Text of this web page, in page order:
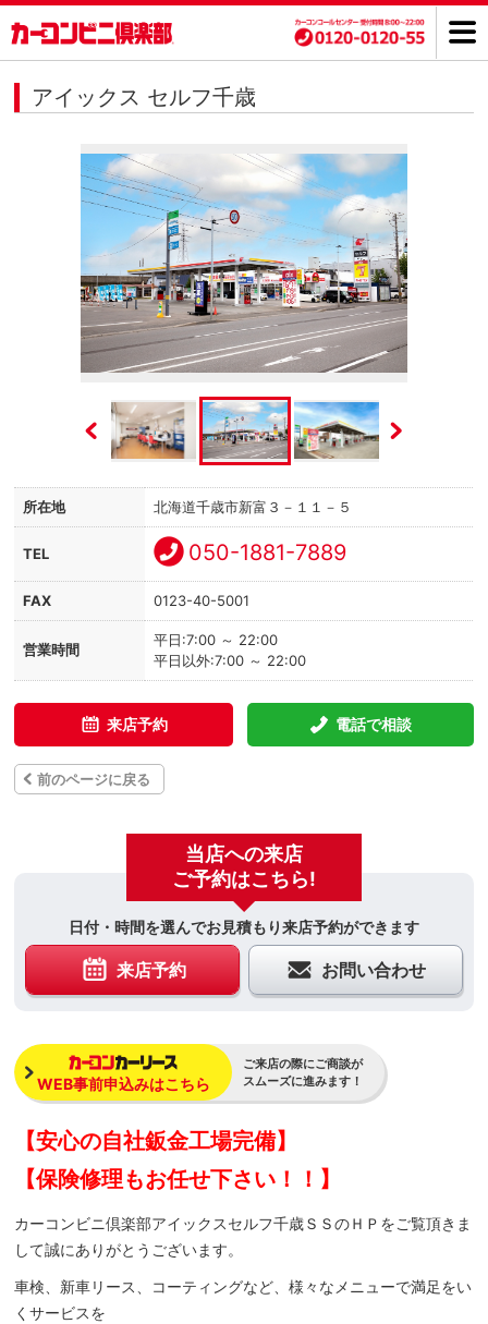
アイックス セルフ千歳
所在地 北海道千歳市新富３－１１－５
TEL 050-1881-7889
FAX 0123-40-5001
営業時間
平日:7:00 ～ 22:00
平日以外:7:00 ～ 22:00
来店予約 電話で相談
前のページに戻る
当店への来店
ご予約はこちら!
日付・時間を選んでお見積もり来店予約ができます
来店予約 お問い合わせ
WEB事前申込みはこちら
ご来店の際にご商談が
スムーズに進みます！
【安心の自社鈑金工場完備】
【保険修理もお任せ下さい！！】
カーコンビニ倶楽部アイックスセルフ千歳ＳＳのＨＰをご覧頂きま
して誠にありがとうございます。
車検、新車リース、コーティングなど、様々なメニューで満足をい
くサービスを